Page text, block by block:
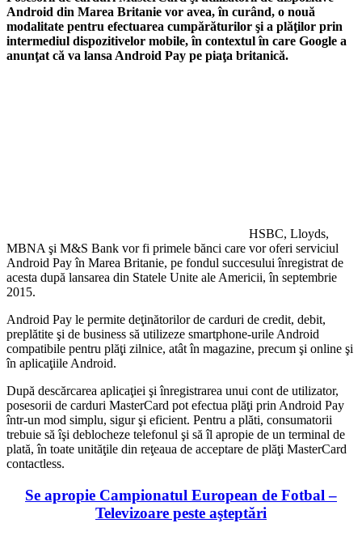
Android din Marea Britanie vor avea, în curând, o nouă
modalitate pentru efectuarea cumpărăturilor şi a plăţilor prin
intermediul dispozitivelor mobile, în contextul în care Google a
anunţat că va lansa Android Pay pe piaţa britanică.
HSBC, Lloyds,
MBNA şi M&S Bank vor fi primele bănci care vor oferi serviciul
Android Pay în Marea Britanie, pe fondul succesului înregistrat de
acesta după lansarea din Statele Unite ale Americii, în septembrie
2015.
Android Pay le permite deţinătorilor de carduri de credit, debit,
preplătite şi de business să utilizeze smartphone-urile Android
compatibile pentru plăţi zilnice, atât în magazine, precum şi online şi
în aplicaţiile Android.
După descărcarea aplicaţiei şi înregistrarea unui cont de utilizator,
posesorii de carduri MasterCard pot efectua plăţi prin Android Pay
într-un mod simplu, sigur şi eficient. Pentru a plăti, consumatorii
trebuie să îşi deblocheze telefonul şi să îl apropie de un terminal de
plată, în toate unităţile din reţeaua de acceptare de plăţi MasterCard
contactless.
Se apropie Campionatul European de Fotbal –
Televizoare peste aşteptări